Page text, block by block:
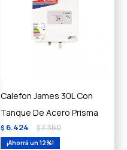
Calefon James 30L Con
Tanque De Acero Prisma
$ 6.424 $7.360
12